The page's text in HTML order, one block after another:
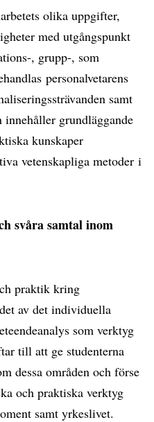
olika uppgifter,
med utgångspunkt
, grupp-, som
personalvetarens
samt
grundläggande
kunskaper
vetenskapliga metoder i
svåra samtal inom
praktik kring
av det individuella
som verktyg
till att ge studenterna
dessa områden och förse
och praktiska verktyg
samt yrkeslivet.